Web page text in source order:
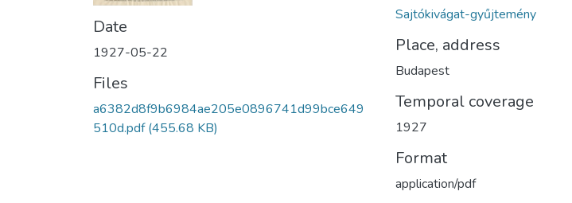
Date
1927-05-22
Files
a6382d8f9b6984ae205e0896741d99bce649
510d.pdf(455.68 KB)
Sajtókivágat-gyűjtemény
Place, address
Budapest
Temporal coverage
1927
Format
application/pdf